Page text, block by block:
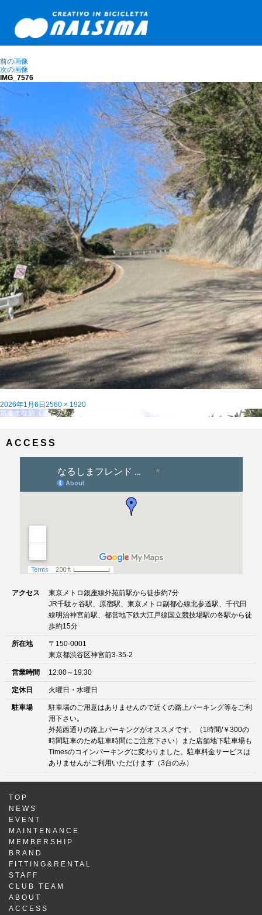
前の画像
次の画像
IMG_7576
投
稿
2026年1月6日 フ
ル
2560 × 1920
投
ゲ
気ままな旅【またみかん畑、早川から】
ACCESS
アクセス
東京メトロ銀座線外苑前駅から徒歩約7分
JR千駄ヶ谷駅、原宿駅、東京メトロ副都心線北参道駅、千代田
線明治神宮前駅、都営地下鉄大江戸線国立競技場駅の各駅から徒
歩約15分
所在地
〒150-0001
東京都渋谷区神宮前3-35-2
営業時間 12:00～19:30
定休日 火曜日・水曜日
駐車場
駐車場のご用意はありませんので近くの路上パーキング等をご利
用下さい。
外苑西通りの路上パーキングがオススメです。（1時間/￥300の
時間駐車のため駐車時間にご注意下さい）また店舗地下駐車場も
Timesのコインパーキングに変わりました。駐車料金サービスは
ありませんがご利用いただけます（3台のみ）
TOP
NEWS
EVENT
MAINTENANCE
MEMBERSHIP
BRAND
FITTING&RENTAL
STAFF
CLUB TEAM
ABOUT
ACCESS